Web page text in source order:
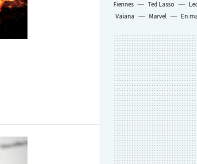
Fiennes
Ted Lasso
Vaiana
Marvel En